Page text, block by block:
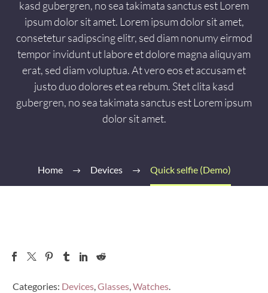
kasd gubergren, no sea takimata sanctus est Lorem
ipsum dolor sit amet. Lorem ipsum dolor sit amet,
consetetur sadipscing elitr, sed diam nonumy eirmod
tempor invidunt ut labore et dolore magna aliquyam
erat, sed diam voluptua. At vero eos et accusam et
justo duo dolores et ea rebum. Stet clita kasd
gubergren, no sea takimata sanctus est Lorem ipsum
dolor sit amet.
Home Devices Quick selfie (Demo)
Categories: Devices,Glasses,Watches.